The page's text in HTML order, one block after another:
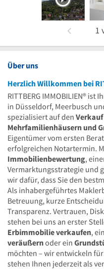
1
Über uns
Herzlich Willkommen bei
RITTBERG IMMOBILIEN®
in Düsseldorf, Meerbusch
spezialisiert auf den
Mehrfamilienhäusern und
Eigentümer vom ersten
erfolgreichen Notartermin.
Immobilienbewertung,
Vermarktungsstrategie und
wir dafür, dass Sie den
Als inhabergeführtes
Betreuung, kurze
Transparenz. Vertrauen,
stehen bei uns an erster
Erbimmobilie verkaufen,
veräußernoder ein
möchten – wir entwickeln
stehen Ihnen jederzeit als